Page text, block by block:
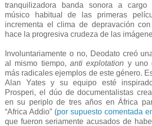
tranquilizadora banda sonora a
músico habitual de las primeras
incrementa el clima de depravación
hace la progresiva crudeza de las
Involuntariamente o no, Deodato creó
al mismo tiempo, anti explotation y uno
más radicales ejemplos de este género.
Alan Yates y su equipo esté
Prosperi, el dúo de documentalistas
en su periplo de tres años en África
“Africa Addio” (por supuesto comentada
que fueron seriamente acusados de